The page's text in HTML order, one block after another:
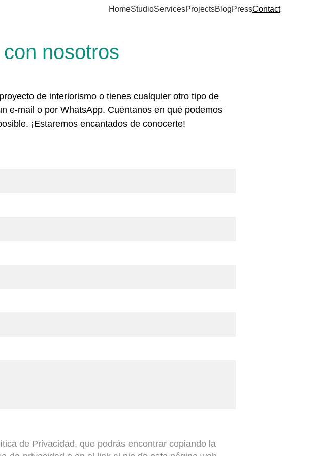
HomeStudioServicesProjectsBlogPressContact
nosotros
de interiorismo o tienes cualquier otro tipo de
e-mail o por WhatsApp. Cuéntanos en qué podemos
¡Estaremos encantados de conocerte!
de Privacidad, que podrás encontrar copiando la